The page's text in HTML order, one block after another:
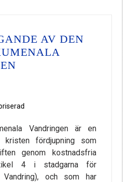
AV DEN
Vandringen är en
fördjupning som
genom kostnadsfria
4 i stadgarna för
Vandring), och som har